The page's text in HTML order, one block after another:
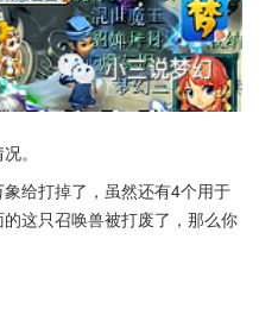
。
给打掉了，虽然还有4个用于
这只召唤兽被打废了，那么你